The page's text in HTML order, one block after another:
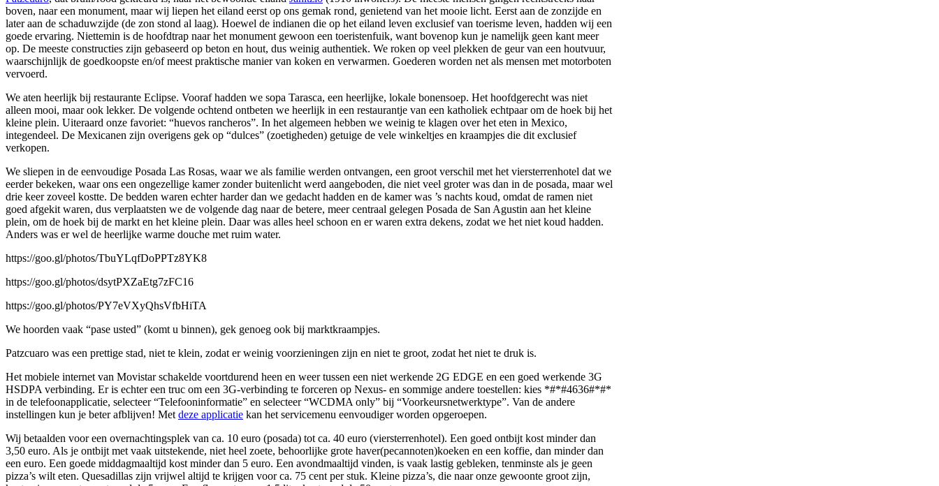
boven, naar een monument, maar wij liepen het eiland eerst op ons gemak rond, genietend van het mooie licht. Eerst aan de zonzijde en
later aan de schaduwzijde (de zon stond al laag). Hoewel de indianen die op het eiland leven exclusief van toerisme leven, hadden wij een
goede ervaring. Niettemin is de hoofdtrap naar het monument gewoon een toeristenfuik, want bovenop kun je namelijk geen kant meer
op. De meeste constructies zijn gebaseerd op beton en hout, dus weinig authentiek. We roken op veel plekken de geur van een houtvuur,
waarschijnlijk de goedkoopste en/of meest praktische manier van koken en verwarmen. Goederen worden net als mensen met motorboten
vervoerd.
We aten heerlijk bij restaurante Eclipse. Vooraf hadden we sopa Tarasca, een heerlijke, lokale bonensoep. Het hoofdgerecht was niet
alleen mooi, maar ook lekker. De volgende ochtend ontbeten we heerlijk in een restaurantje van een katholiek echtpaar om de hoek bij het
kleine plein. Uiteraard onze favoriet: “huevos rancheros”. In het algemeen hebben we weinig te klagen over het eten in Mexico,
integendeel. De Mexicanen zijn overigens gek op “dulces” (zoetigheden) getuige de vele winkeltjes en kraampjes die dit exclusief
verkopen.
We sliepen in de eenvoudige Posada Las Rosas, waar we als familie werden ontvangen, een groot verschil met het viersterrenhotel dat we
eerder bekeken, waar ons een ongezellige kamer zonder buitenlicht werd aangeboden, die niet veel groter was dan in de posada, maar wel
drie keer zoveel kostte. De bedden waren echter harder dan we gedacht hadden en de kamer was ’s nachts koud, omdat de ramen niet
goed afgekit waren, dus verplaatsten we de volgende dag naar de betere, meer centraal gelegen Posada de San Agustin aan het kleine
plein, om de hoek bij de markt en het kleine plein. Daar was alles heel schoon en er waren extra dekens, zodat we het niet koud hadden.
Anders was er wel de heerlijke warme douche met ruim water.
https://goo.gl/photos/TbuYLqfDoPPTz8YK8
https://goo.gl/photos/dsytPXZaEtg7zFC16
https://goo.gl/photos/PY7eVXyQhsVfbHiTA
We hoorden vaak “pase usted” (komt u binnen), gek genoeg ook bij marktkraampjes.
Patzcuaro was een prettige stad, niet te klein, zodat er weinig voorzieningen zijn en niet te groot, zodat het niet te druk is.
Het mobiele internet van Movistar schakelde voortdurend heen en weer tussen een niet werkende 2G EDGE en een goed werkende 3G
HSDPA verbinding. Er is echter een truc om een 3G-verbinding te forceren op Nexus- en sommige andere toestellen: kies *#*#4636#*#*
in de telefoonapplicatie, selecteer “Telefooninformatie” en selecteer “WCDMA only” bij “Voorkeursnetwerktype”. Van de andere
instellingen kun je beter afblijven! Met deze applicatie kan het servicemenu eenvoudiger worden opgeroepen.
Wij betaalden voor een overnachtingsplek van ca. 10 euro (posada) tot ca. 40 euro (viersterrenhotel). Een goed ontbijt kost minder dan
3,50 euro. Als je ontbijt met vaak uitstekende, niet heel zoete, behoorlijke grote haver(pecannoten)koeken en een koffie, dan minder dan
een euro. Een goede middagmaaltijd kost minder dan 5 euro. Een avondmaaltijd vinden, is vaak lastig gebleken, tenminste als je geen
pizza’s wilt eten. Quesadillas zijn vrijwel altijd te krijgen voor ca. 75 cent per stuk. Kleine pizza’s, die naar onze gewoonte groot zijn,